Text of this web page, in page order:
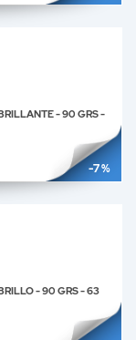
-7 %
- 90 GRS -
- 90 GRS - 63